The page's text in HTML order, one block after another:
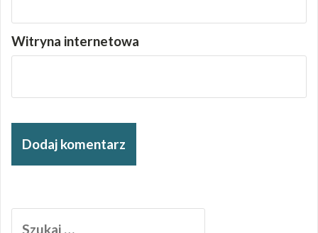
Witryna internetowa